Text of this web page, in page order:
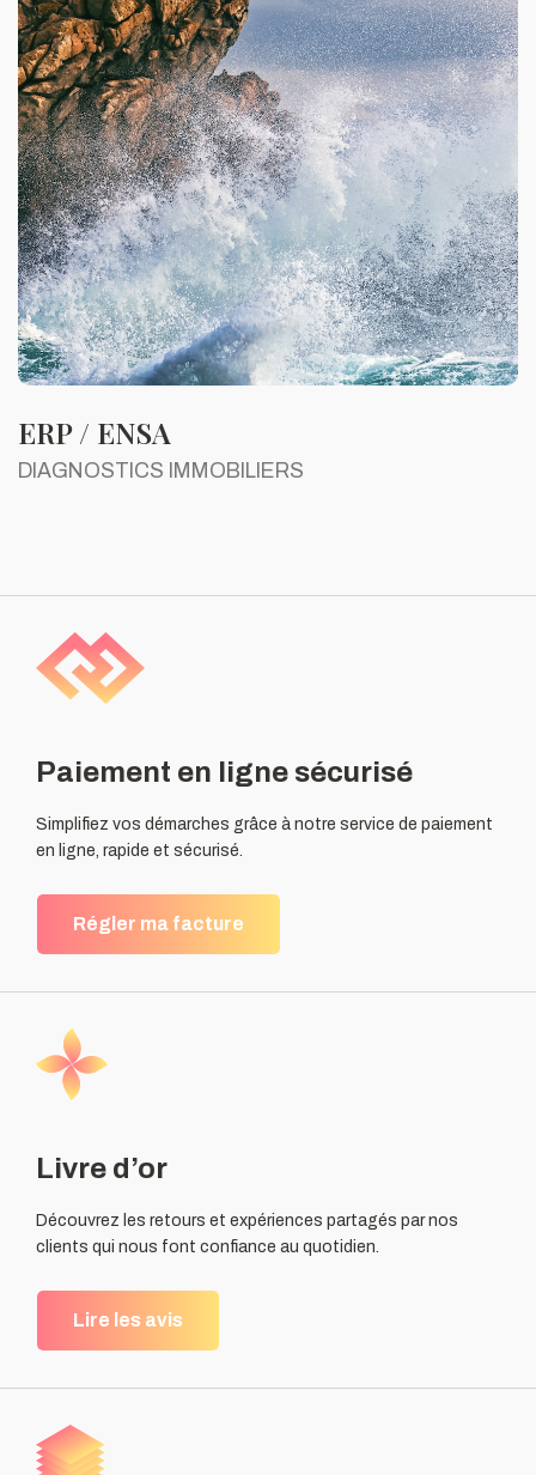
ERP / ENSA
DIAGNOSTICS IMMOBILIERS
Paiement en ligne sécurisé
Simplifiez vos démarches grâce à notre service de paiement
en ligne, rapide et sécurisé.
Régler ma facture
Livre d’or
Découvrez les retours et expériences partagés par nos
clients qui nous font confiance au quotidien.
Lire les avis